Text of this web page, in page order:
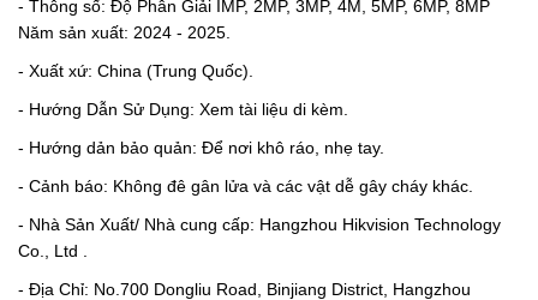
- Thông số: Độ Phân Giải IMP, 2MP, 3MP, 4M, 5MP, 6MP, 8MP
Năm sản xuất: 2024 - 2025.
- Xuất xứ: China (Trung Quốc).
- Hướng Dẫn Sử Dụng: Xem tài liệu di kèm.
- Hướng dản bảo quản: Để nơi khô ráo, nhẹ tay.
- Cảnh báo: Không đê gân lửa và các vật dễ gây cháy khác.
- Nhà Sản Xuất/ Nhà cung cấp: Hangzhou Hikvision Technology
Co., Ltd .
- Địa Chỉ: No.700 Dongliu Road, Binjiang District, Hangzhou